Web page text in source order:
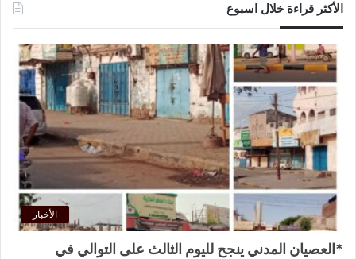
الأكثر قراءة خلال اسبوع
الأخبار
*العصيان المدني ينجح لليوم الثالث على التوالي في